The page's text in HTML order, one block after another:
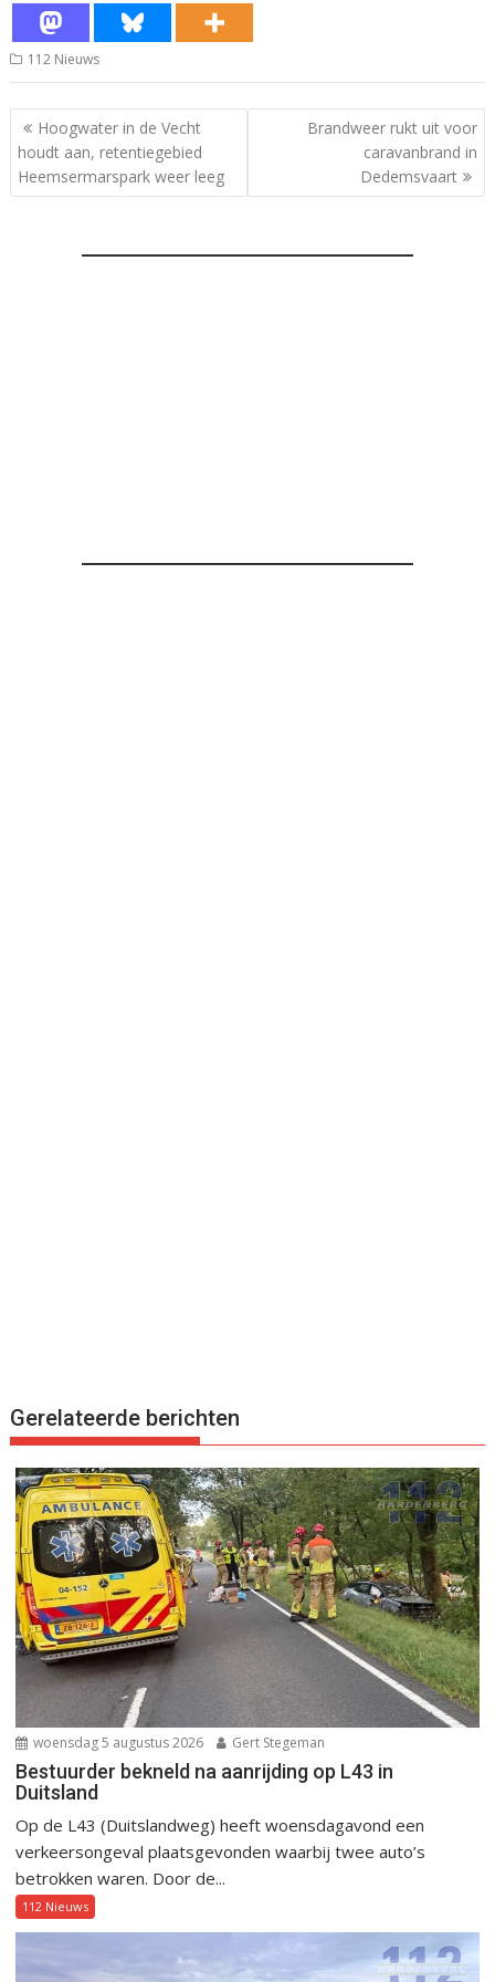
112 Nieuws
Bericht
navigatie
Hoogwater in de Vecht
houdt aan, retentiegebied
Heemsermarspark weer leeg
Brandweer rukt uit voor
caravanbrand in
Dedemsvaart
Gerelateerde berichten
woensdag 5 augustus 2026 Gert Stegeman
Bestuurder bekneld na aanrijding op L43 in
Duitsland
Op de L43 (Duitslandweg) heeft woensdagavond een
verkeersongeval plaatsgevonden waarbij twee auto’s
betrokken waren. Door de...
112 Nieuws